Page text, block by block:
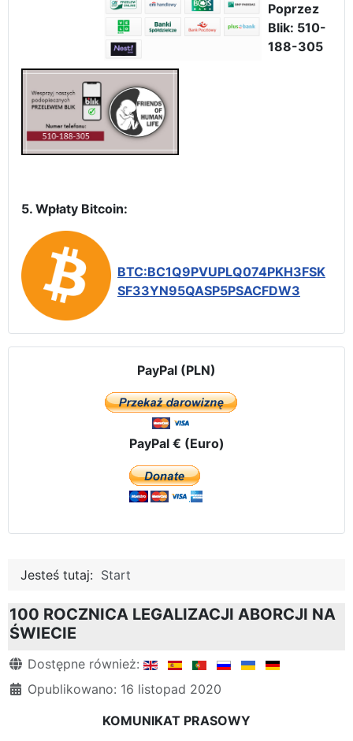
Poprzez
Blik: 510-
188-305
5. Wpłaty Bitcoin:
BTC:BC1Q9PVUPLQ074PKH3FSK
SF33YN95QASP5PSACFDW3
PayPal (PLN)
PayPal € (Euro)
Jesteś tutaj: Start
100 ROCZNICA LEGALIZACJI ABORCJI NA
ŚWIECIE
Szczegóły
Dostępne również:
Opublikowano: 16 listopad 2020
KOMUNIKAT PRASOWY